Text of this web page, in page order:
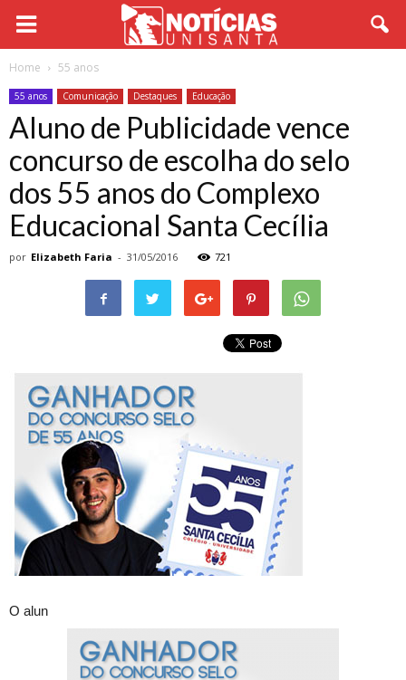
Home 55 anos
55 anos Comunicação Destaques Educação
Aluno de Publicidade vence
concurso de escolha do selo
dos 55 anos do Complexo
Educacional Santa Cecília
por Elizabeth Faria - 31/05/2016 721
O alun